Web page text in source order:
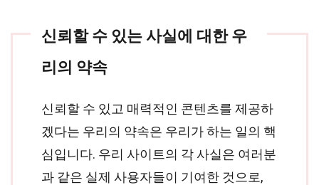
신뢰할 수 있는 사실에 대한 우
리의 약속
신뢰할 수 있고 매력적인 콘텐츠를 제공하
겠다는 우리의 약속은 우리가 하는 일의 핵
심입니다. 우리 사이트의 각 사실은 여러분
과 같은 실제 사용자들이 기여한 것으로,